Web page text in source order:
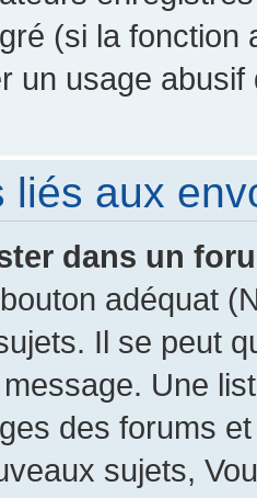
(si la fonction
un usage
liés aux
dans un
adéquat
Il se peut
Une
des forums
sujets,